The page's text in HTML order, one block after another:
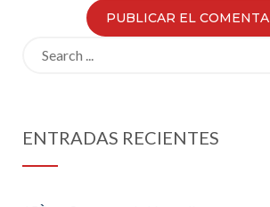
ENTRADAS RECIENTES